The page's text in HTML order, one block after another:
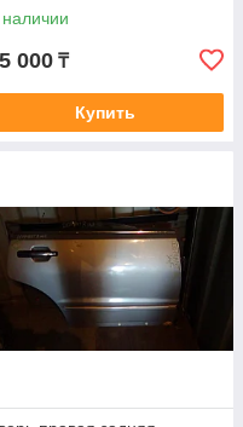
000 ₸
Купить